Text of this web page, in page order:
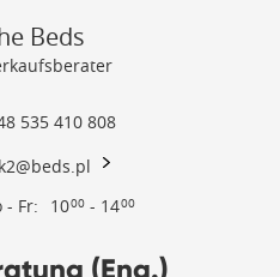
Beds
535 410 808
- Fr:
1000 - 1400
(Eng.)